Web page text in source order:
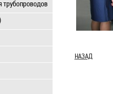
трубопроводов
НАЗАД